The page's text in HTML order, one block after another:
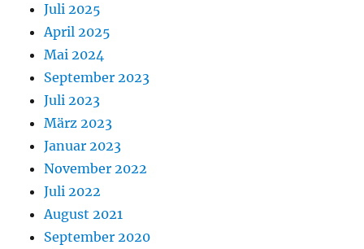
Juli 2025
April 2025
Mai 2024
September 2023
Juli 2023
März 2023
Januar 2023
November 2022
Juli 2022
August 2021
September 2020